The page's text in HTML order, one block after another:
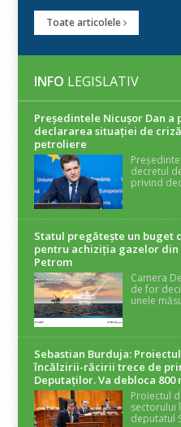
Toate articolele
INFO LEGISLATIV
Președintele Nicuşor Dan
declararea situaţiei de
petroliere
decretul
privind
Statul pregătește un buget
pentru achiziția gazelor din
Petrom
Camera
de for
unele
Sebastian Burduja:
încălzirii-răcirii trece de
Deputaților. Va debloca 800
Proiectul
sectorului
deputatul